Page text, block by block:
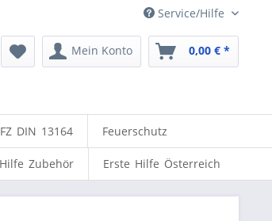
Service/Hilfe
Mein Konto 0,00 € *
DIN 13164 Feuerschutz
Zubehör Erste Hilfe Österreich